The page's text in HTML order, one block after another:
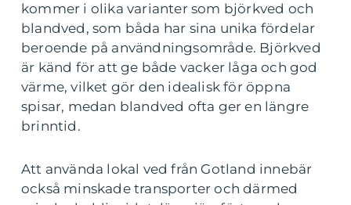
kommer i olika varianter som björkved och
blandved, som båda har sina unika fördelar
beroende på användningsområde. Björkved
är känd för att ge både vacker låga och god
värme, vilket gör den idealisk för öppna
spisar, medan blandved ofta ger en längre
brinntid.
Att använda lokal ved från Gotland innebär
också minskade transporter och därmed